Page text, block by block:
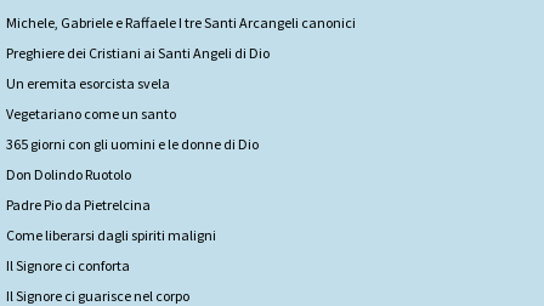
Michele, Gabriele e Raffaele I tre Santi Arcangeli canonici
Preghiere dei Cristiani ai Santi Angeli di Dio
Un eremita esorcista svela
Vegetariano come un santo
365 giorni con gli uomini e le donne di Dio
Don Dolindo Ruotolo
Padre Pio da Pietrelcina
Come liberarsi dagli spiriti maligni
Il Signore ci conforta
Il Signore ci guarisce nel corpo